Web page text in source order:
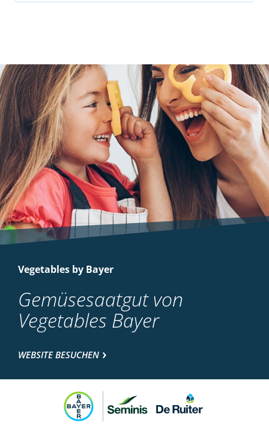
Vegetables by Bayer
Gemüsesaatgut von
Vegetables Bayer
WEBSITE BESUCHEN